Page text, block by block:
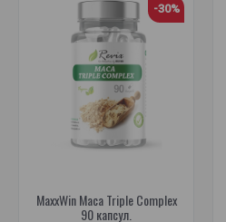
-30%
MaxxWin Maca Triple Complex
90 капсул.